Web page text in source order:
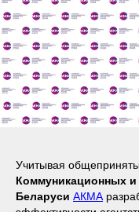
Учитывая
Коммуникационных и
Беларуси АКМА